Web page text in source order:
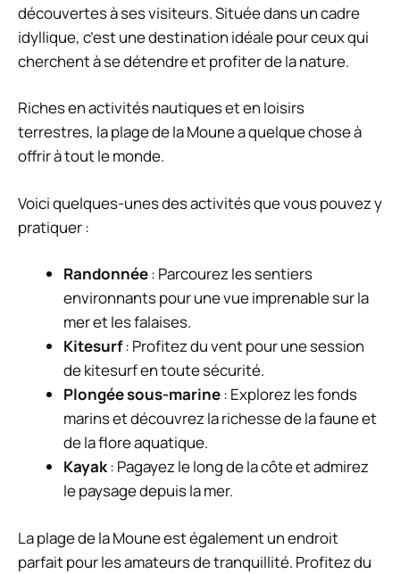
découvertes à ses visiteurs. Située dans un cadre
idyllique, c’est une destination idéale pour ceux qui
cherchent à se détendre et profiter de la nature.
Riches en activités nautiques et en loisirs
terrestres, la plage de la Moune a quelque chose à
offrir à tout le monde.
Voici quelques-unes des activités que vous pouvez y
pratiquer :
Randonnée: Parcourez les sentiers
environnants pour une vue imprenable sur la
mer et les falaises.
Kitesurf: Profitez du vent pour une session
de kitesurf en toute sécurité.
Plongée sous-marine: Explorez les fonds
marins et découvrez la richesse de la faune et
de la flore aquatique.
Kayak: Pagayez le long de la côte et admirez
le paysage depuis la mer.
La plage de la Moune est également un endroit
parfait pour les amateurs de tranquillité. Profitez du